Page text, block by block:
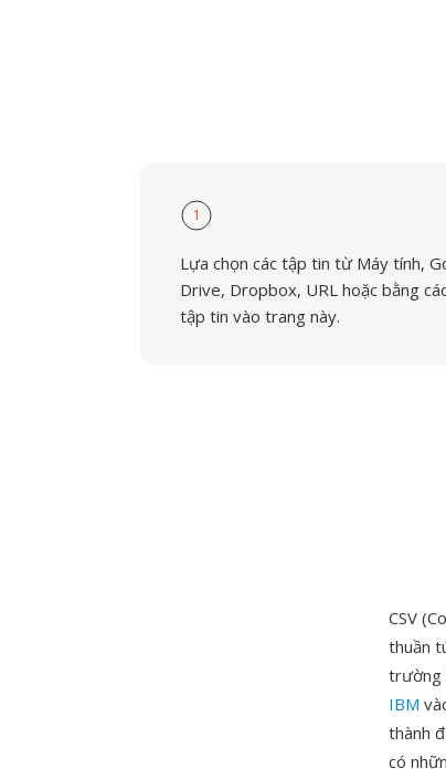
1
Lựa chọn các tập tin từ Máy tính,
Drive, Dropbox, URL hoặc bằng
tập tin vào trang này.
CSV
thuần
trường
IBM
thành
có